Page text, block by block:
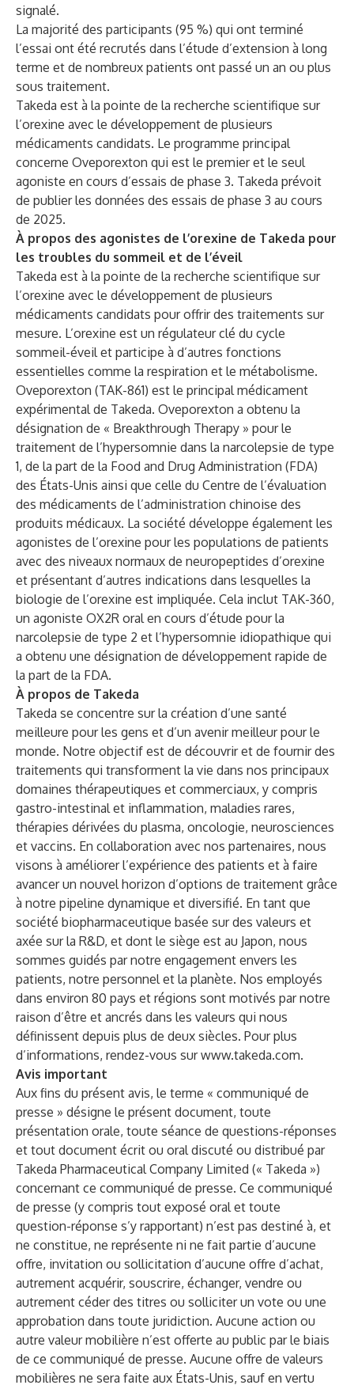
signalé.
La majorité des participants (95 %) qui ont terminé
l’essai ont été recrutés dans l’étude d’extension à long
terme et de nombreux patients ont passé un an ou plus
sous traitement.
Takeda est à la pointe de la recherche scientifique sur
l’orexine avec le développement de plusieurs
médicaments candidats. Le programme principal
concerne Oveporexton qui est le premier et le seul
agoniste en cours d’essais de phase 3. Takeda prévoit
de publier les données des essais de phase 3 au cours
de 2025.
À propos des agonistes de l’orexine de Takeda pour
les troubles du sommeil et de l’éveil
Takeda est à la pointe de la recherche scientifique sur
l’orexine avec le développement de plusieurs
médicaments candidats pour offrir des traitements sur
mesure. L’orexine est un régulateur clé du cycle
sommeil-éveil et participe à d’autres fonctions
essentielles comme la respiration et le métabolisme.
Oveporexton (TAK-861) est le principal médicament
expérimental de Takeda. Oveporexton a obtenu la
désignation de « Breakthrough Therapy » pour le
traitement de l’hypersomnie dans la narcolepsie de type
1, de la part de la Food and Drug Administration (FDA)
des États-Unis ainsi que celle du Centre de l’évaluation
des médicaments de l’administration chinoise des
produits médicaux. La société développe également les
agonistes de l’orexine pour les populations de patients
avec des niveaux normaux de neuropeptides d’orexine
et présentant d’autres indications dans lesquelles la
biologie de l’orexine est impliquée. Cela inclut TAK-360,
un agoniste OX2R oral en cours d’étude pour la
narcolepsie de type 2 et l’hypersomnie idiopathique qui
a obtenu une désignation de développement rapide de
la part de la FDA.
À propos de Takeda
Takeda se concentre sur la création d’une santé
meilleure pour les gens et d’un avenir meilleur pour le
monde. Notre objectif est de découvrir et de fournir des
traitements qui transforment la vie dans nos principaux
domaines thérapeutiques et commerciaux, y compris
gastro-intestinal et inflammation, maladies rares,
thérapies dérivées du plasma, oncologie, neurosciences
et vaccins. En collaboration avec nos partenaires, nous
visons à améliorer l’expérience des patients et à faire
avancer un nouvel horizon d’options de traitement grâce
à notre pipeline dynamique et diversifié. En tant que
société biopharmaceutique basée sur des valeurs et
axée sur la R&D, et dont le siège est au Japon, nous
sommes guidés par notre engagement envers les
patients, notre personnel et la planète. Nos employés
dans environ 80 pays et régions sont motivés par notre
raison d’être et ancrés dans les valeurs qui nous
définissent depuis plus de deux siècles. Pour plus
d’informations, rendez-vous surwww.takeda.com.
Avis important
Aux fins du présent avis, le terme « communiqué de
presse » désigne le présent document, toute
présentation orale, toute séance de questions-réponses
et tout document écrit ou oral discuté ou distribué par
Takeda Pharmaceutical Company Limited (« Takeda »)
concernant ce communiqué de presse. Ce communiqué
de presse (y compris tout exposé oral et toute
question-réponse s’y rapportant) n’est pas destiné à, et
ne constitue, ne représente ni ne fait partie d’aucune
offre, invitation ou sollicitation d’aucune offre d’achat,
autrement acquérir, souscrire, échanger, vendre ou
autrement céder des titres ou solliciter un vote ou une
approbation dans toute juridiction. Aucune action ou
autre valeur mobilière n’est offerte au public par le biais
de ce communiqué de presse. Aucune offre de valeurs
mobilières ne sera faite aux États-Unis, sauf en vertu